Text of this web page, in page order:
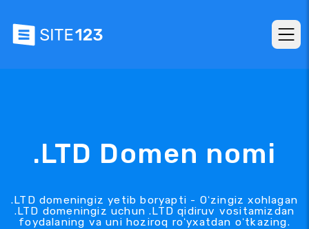
.LTD Domen nomi
.LTD domeningiz yetib boryapti - Oʻzingiz xohlagan
.LTD domeningiz uchun .LTD qidiruv vositamizdan
foydalaning va uni hoziroq roʻyxatdan oʻtkazing.